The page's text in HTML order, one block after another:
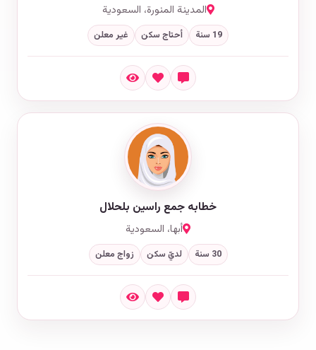
المدينة المنورة، السعودية
19 سنة أحتاج سكن غير معلن
خطابه جمع راسين بلحلال
أبها، السعودية
30 سنة لديّ سكن زواج معلن